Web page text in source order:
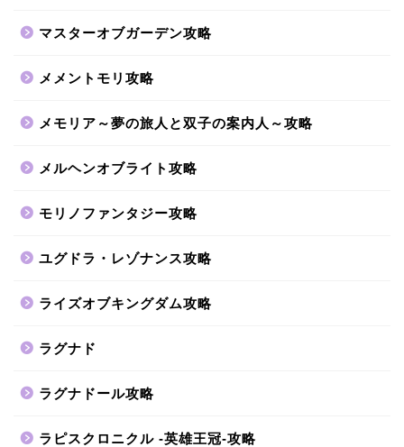
マスターオブガーデン攻略
メメントモリ攻略
メモリア～夢の旅人と双子の案内人～攻略
メルヘンオブライト攻略
モリノファンタジー攻略
ユグドラ・レゾナンス攻略
ライズオブキングダム攻略
ラグナド
ラグナドール攻略
ラピスクロニクル -英雄王冠-攻略